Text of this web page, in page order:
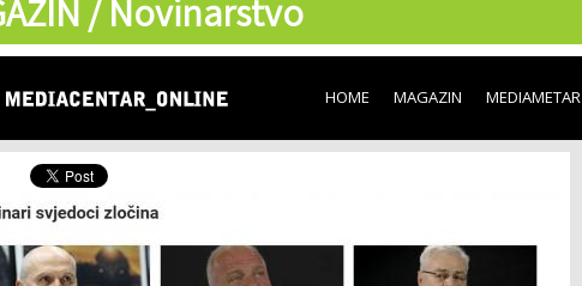
content
/Novinarstvo
HOME MAGAZIN MEDIAMETAR